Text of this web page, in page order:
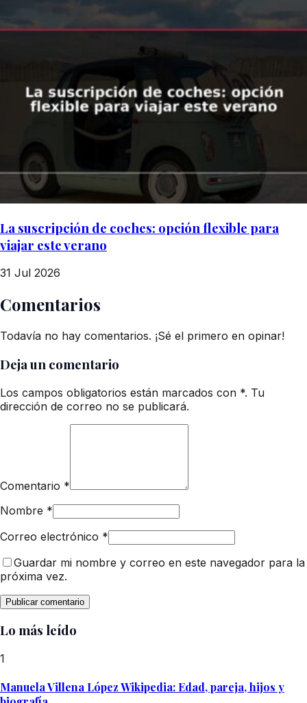
La suscripción de coches: opción flexible para
viajar este verano
31 Jul 2026
Comentarios
Todavía no hay comentarios. ¡Sé el primero en opinar!
Deja un comentario
Los campos obligatorios están marcados con *. Tu
dirección de correo no se publicará.
Comentario *
Nombre *
Correo electrónico *
Guardar mi nombre y correo en este navegador para la
próxima vez.
Lo más leído
1
Manuela Villena López Wikipedia: Edad, pareja, hijos y